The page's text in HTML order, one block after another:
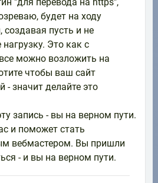
будет на ходу
создавая пусть и не
Это как с
можно возложить на
чтобы ваш сайт
- значит делайте это
запись - вы на верном пути.
и поможет стать
вебмастером. Вы пришли
- и вы на верном пути.